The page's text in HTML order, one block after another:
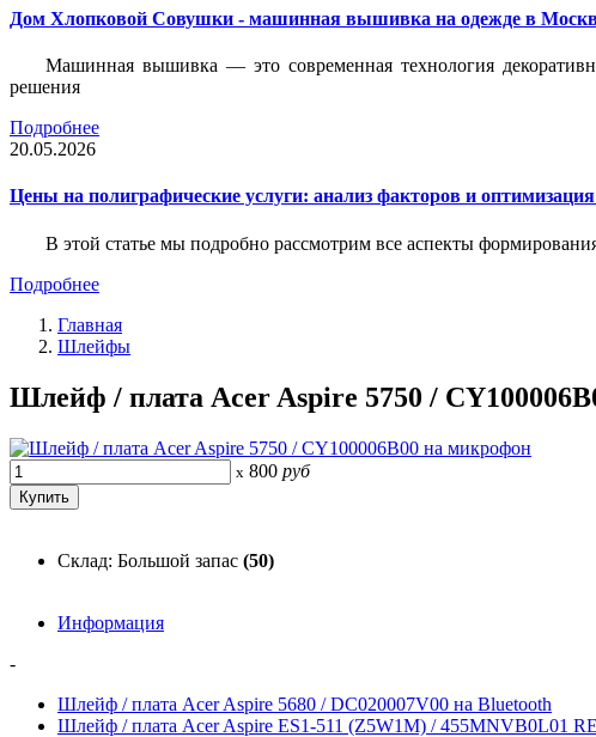
Дом Хлопковой Совушки - машинная вышивка на одежде в
Машинная вышивка — это современная технология
решения
Подробнее
20.05.2026
Цены на полиграфические услуги: анализ факторов и оптимизация
В этой статье мы подробно рассмотрим все аспекты
Подробнее
Главная
Шлейфы
Шлейф / плата Acer Aspire 5750 /
x 800 руб
Склад: Большой запас (50)
Информация
-
Шлейф / плата Acer Aspire 5680 / DC020007V00 на Bluetooth
Шлейф / плата Acer Aspire ES1-511 (Z5W1M) / 455MNVB0L01